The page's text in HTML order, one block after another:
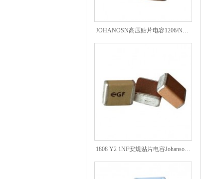
JOHANOSN高压贴片电容1206/NPO/1000V/220PF/J档封装
1808 Y2 1NF安规贴片电容Johanson品牌